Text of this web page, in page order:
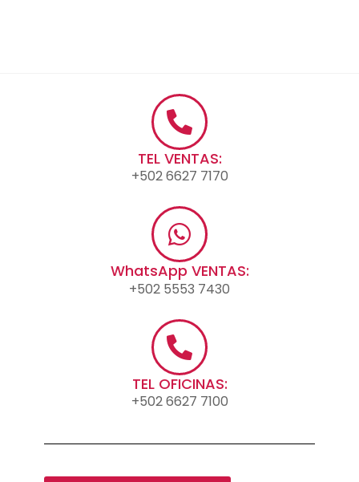
TEL VENTAS:
+502 6627 7170
WhatsApp VENTAS:
+502 5553 7430
TEL OFICINAS:
+502 6627 7100